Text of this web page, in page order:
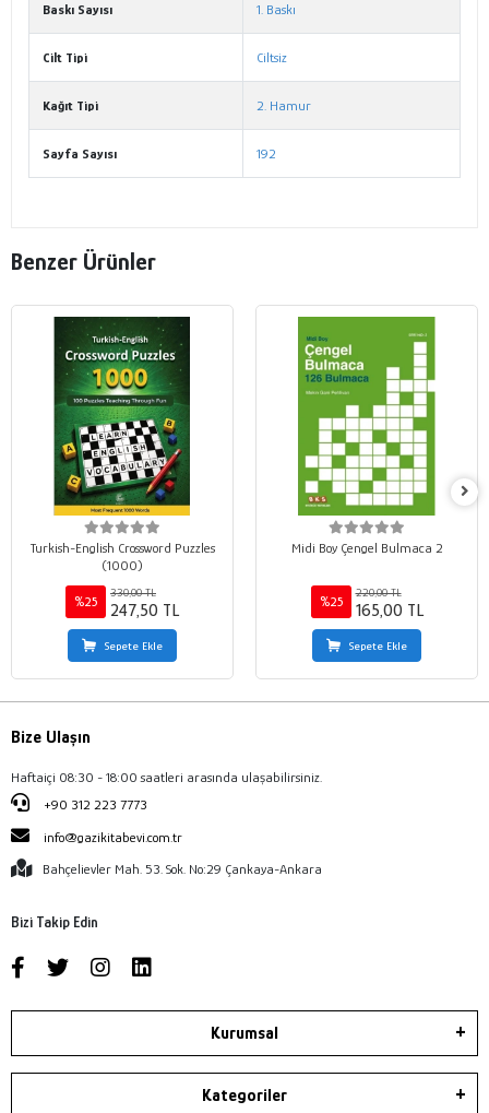
Baskı Sayısı 1. Baskı
Cilt Tipi Ciltsiz
Kağıt Tipi 2. Hamur
Sayfa Sayısı 192
Benzer Ürünler
Turkish-English Crossword Puzzles
(1000)
%25
330,00 TL
247,50 TL
Sepete Ekle
Midi Boy Çengel Bulmaca 2
%25
220,00 TL
165,00 TL
Sepete Ekle
Bize Ulaşın
Haftaiçi 08:30 - 18:00 saatleri arasında ulaşabilirsiniz.
+90 312 223 7773
info@gazikitabevi.com.tr
Bahçelievler Mah. 53. Sok. No:29 Çankaya-Ankara
Bizi Takip Edin
Kurumsal
Kategoriler